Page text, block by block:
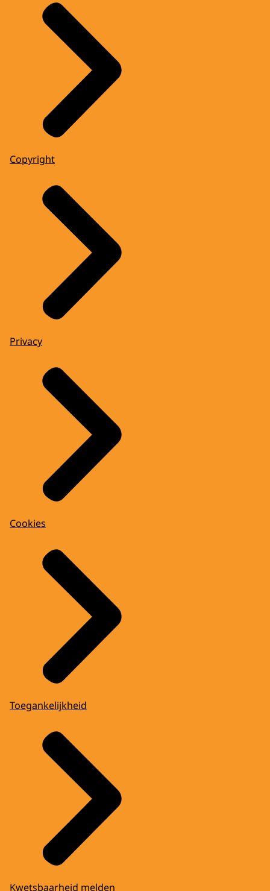
Copyright
Privacy
Cookies
Toegankelijkheid
Kwetsbaarheid melden